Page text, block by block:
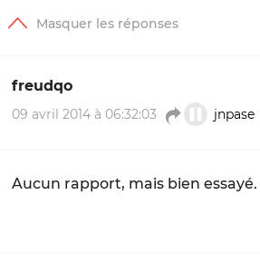
freudqo
09 avril 2014 à 06:32:03 jnpase
Aucun rapport, mais bien essayé.